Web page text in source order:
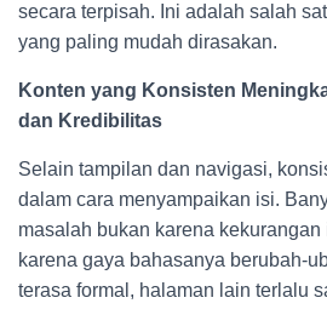
secara terpisah. Ini adalah salah
yang paling mudah dirasakan.
Konten yang Konsisten
dan Kredibilitas
Selain tampilan dan navigasi,
dalam cara menyampaikan isi.
masalah bukan karena kekurangan
karena gaya bahasanya berubah-
terasa formal, halaman lain terlalu